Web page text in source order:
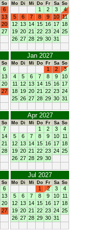
So
6
13
20
27
Mo Di Mi Do Fr Sa So
1 2 3
4
5
6 7 8 9 10 11
12 13 14 15 16 17 18
19 20 21 22 23 24 25
26 27 28 29 30 31
So
6
13
20
27
Jan 2027
Mo Di Mi Do Fr Sa So
1 2
3
4
5 6 7 8 9
10
11
12 13 14 15 16 17
18 19 20 21 22 23 24
25 26 27 28 29 30 31
So
7
14
21
28
Apr 2027
Mo Di Mi Do Fr Sa So
1 2 3
4
5
6 7 8 9 10 11
12 13 14 15 16 17 18
19 20 21 22 23 24 25
26 27 28 29 30
So
6
13
20
27
Jul 2027
Mo Di Mi Do Fr Sa So
1 2 3
4
5
6 7 8 9 10 11
12 13 14 15 16 17 18
19 20 21 22 23 24 25
26 27 28 29 30 31